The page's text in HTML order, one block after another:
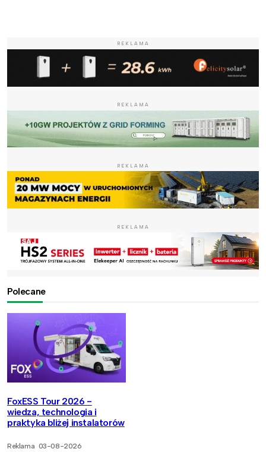
REKLAMA
REKLAMA
REKLAMA
REKLAMA
Polecane
FoxESS Tour 2026 -
wiedza, technologia i
praktyka bliżej instalatorów
Reklama 03-08-2026